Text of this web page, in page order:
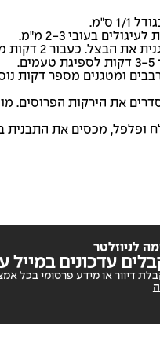
ס"מ.
בעובי 2-3 מ"מ.
מוסיפים את השום הכתוש.
ומטגנים מספר דקות
את הירקות
לניוזלטר
עדכונים במייל
דיוור או מידע פרסומי בכל